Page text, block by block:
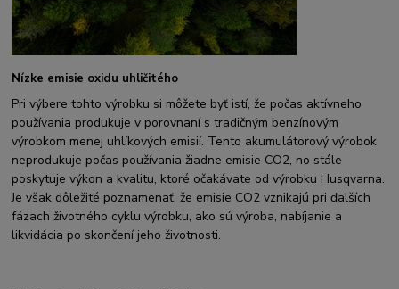
Nízke emisie oxidu uhličitého
Pri výbere tohto výrobku si môžete byť istí, že počas aktívneho
používania produkuje v porovnaní s tradičným benzínovým
výrobkom menej uhlíkových emisií. Tento akumulátorový výrobok
neprodukuje počas používania žiadne emisie CO2, no stále
poskytuje výkon a kvalitu, ktoré očakávate od výrobku Husqvarna.
Je však dôležité poznamenať, že emisie CO2 vznikajú pri ďalších
fázach životného cyklu výrobku, ako sú výroba, nabíjanie a
likvidácia po skončení jeho životnosti.